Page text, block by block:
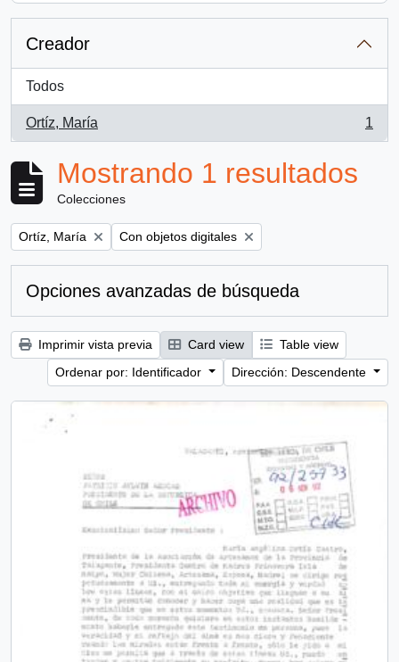
Creador
Todos
Ortíz, María
, 1 resultados
1
Mostrando 1 resultados
Colecciones
Remove filter:
Ortíz, María Remove filter:
Con objetos digitales
Opciones avanzadas de búsqueda
Imprimir vista previa Card view
Table view
Ordenar por: Identificador
Dirección: Descendente